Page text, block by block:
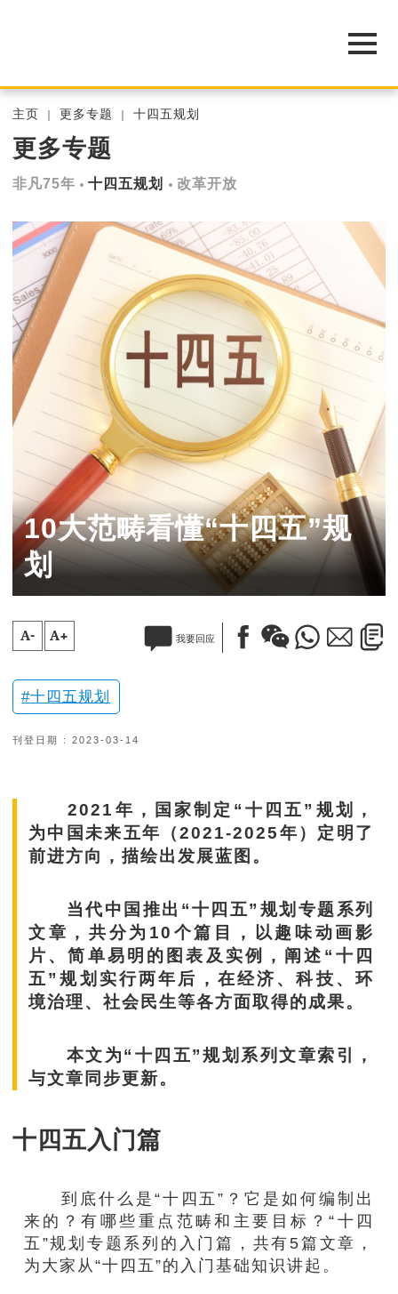
主页 更多专题 十四五规划
更多专题
非凡75年 十四五规划 改革开放
10大范畴看懂“十四五”规
划
A- A+ 我要回应
十四五规划
刊登日期 : 2023-03-14
2021年，国家制定“十四五”规划，
为中国未来五年（2021-2025年）定明了
前进方向，描绘出发展蓝图。
当代中国推出“十四五”规划专题系列
文章，共分为10个篇目，以趣味动画影
片、简单易明的图表及实例，阐述“十四
五”规划实行两年后，在经济、科技、环
境治理、社会民生等各方面取得的成果。
本文为“十四五”规划系列文章索引，
与文章同步更新。
十四五入门篇
到底什么是“十四五”？它是如何编制出
来的？有哪些重点范畴和主要目标？“十四
五”规划专题系列的入门篇，共有5篇文章，
为大家从“十四五”的入门基础知识讲起。